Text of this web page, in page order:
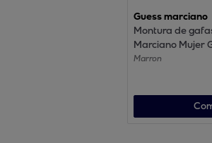
Guess marciano
Montura de
Marciano Mujer
52-DABLK
Marron